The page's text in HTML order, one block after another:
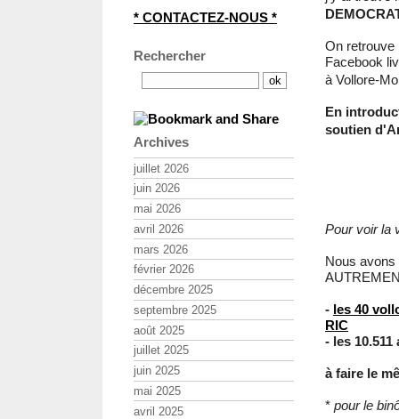
On retrouve
Facebook
à Vollore-
En
soutien
Pour voir la
Nous avons
- les 40
RIC
- les
à faire le
* pour le
* CONTACTEZ-NOUS *
Rechercher
Archives
juillet 2026
juin 2026
mai 2026
avril 2026
mars 2026
février 2026
décembre 2025
septembre 2025
août 2025
juillet 2025
juin 2025
mai 2025
avril 2025